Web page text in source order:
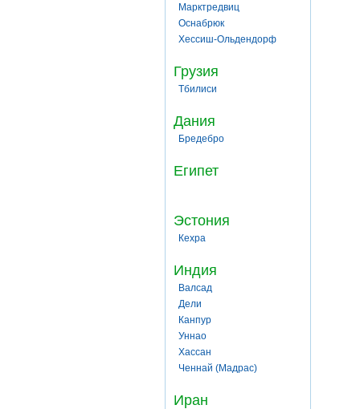
Марктредвиц
Оснабрюк
Хессиш-Ольдендорф
Грузия
Тбилиси
Дания
Бредебро
Египет
Эстония
Кехра
Индия
Валсад
Дели
Канпур
Уннао
Хассан
Ченнай (Мадрас)
Иран